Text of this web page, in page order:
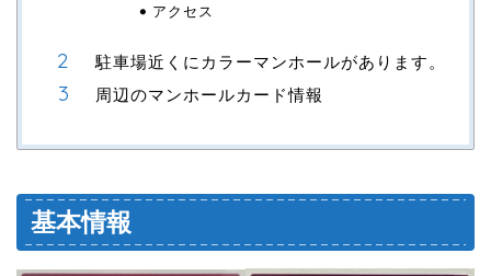
アクセス
駐車場近くにカラーマンホールがあります。
周辺のマンホールカード情報
基本情報